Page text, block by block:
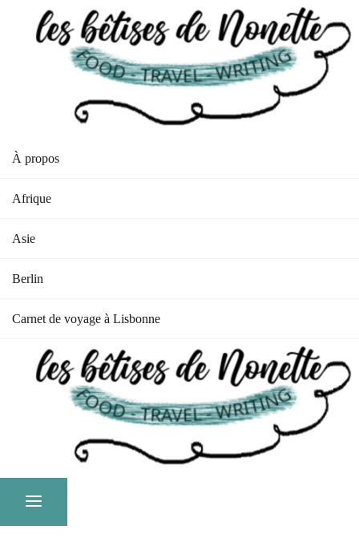
À propos
Afrique
Asie
Berlin
Carnet de voyage à Lisbonne